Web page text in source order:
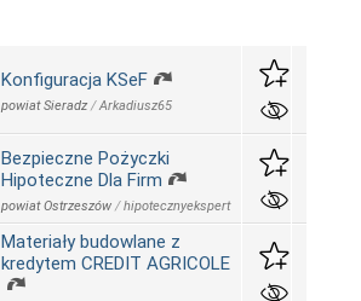
Konfiguracja KSeF
powiat Sieradz /Arkadiusz65
Bezpieczne Pożyczki
Hipoteczne Dla Firm
powiat Ostrzeszów /hipotecznyekspert
Materiały budowlane z
kredytem CREDIT AGRICOLE